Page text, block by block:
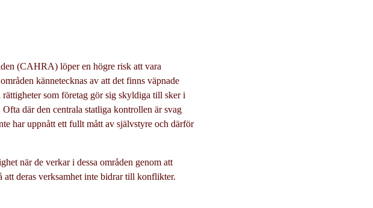
(CAHRA) löper en högre risk att vara
kännetecknas av att det finns väpnade
som företag gör sig skyldiga till sker i
där den centrala statliga kontrollen är svag
har uppnått ett fullt mått av självstyre och därför
när de verkar i dessa områden genom att
att deras verksamhet inte bidrar till konflikter.